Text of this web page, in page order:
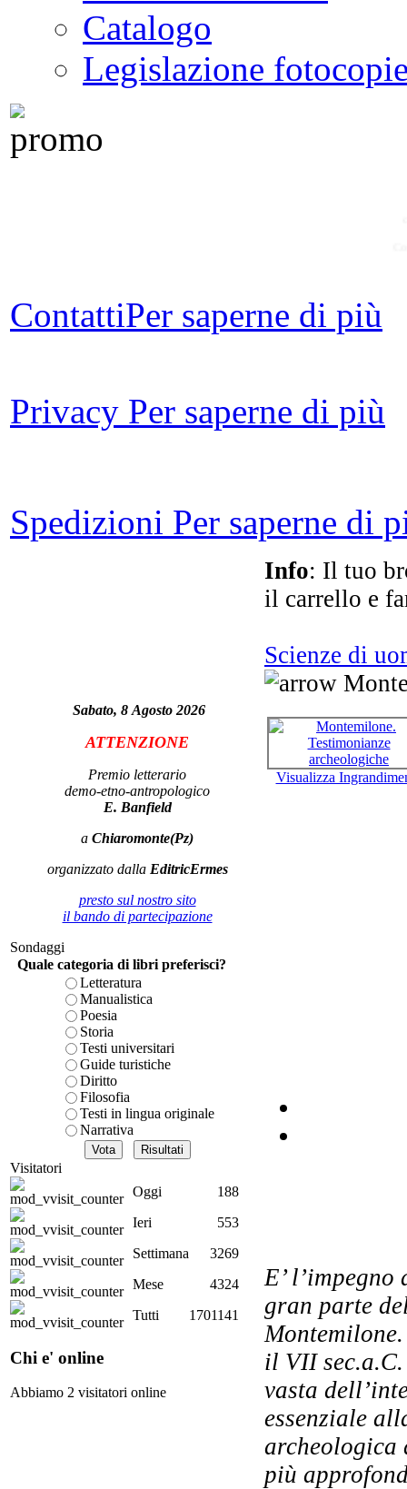
Catalogo
Legislazione
La
ContattiPer saperne di più
Privacy Per saperne di più
Spedizioni Per saperne di
Sabato, 8 Agosto 2026
ATTENZIONE
Premio letterario
demo-etno-antropologico
E. Banfield
a Chiaromonte(Pz)
organizzato dalla EditricErmes
presto sul nostro sito
il bando di partecipazione
Sondaggi
Quale categoria di libri preferisci?
Letteratura
Manualistica
Poesia
Storia
Testi universitari
Guide turistiche
Diritto
Filosofia
Testi in lingua originale
Narrativa
Visitatori
Oggi
188
Ieri
553
Settimana
3269
Mese
4324
Tutti
1701141
Chi e' online
Abbiamo 2 visitatori online
Info: Il tuo
il carrello e
Scienze di
Visualizza
E’
gran parte
il VII
vasta
essenziale
archeologica
più